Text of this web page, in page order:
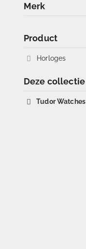
Merk
Product
Horloges
Deze collectie
Tudor Watches